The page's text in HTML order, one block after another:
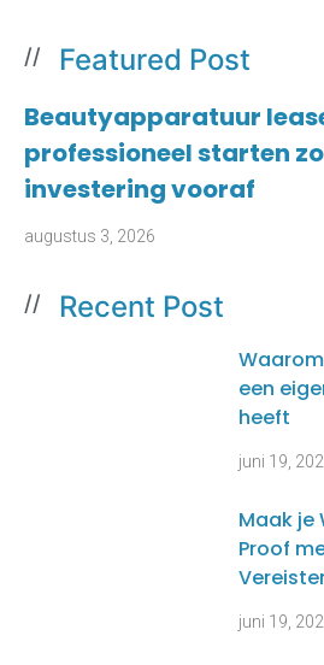
// Featured Post
Beautyapparatuur
professioneel starten
investering vooraf
augustus 3, 2026
// Recent Post
een
heeft
juni 19,
Maak je
Proof
juni 19,